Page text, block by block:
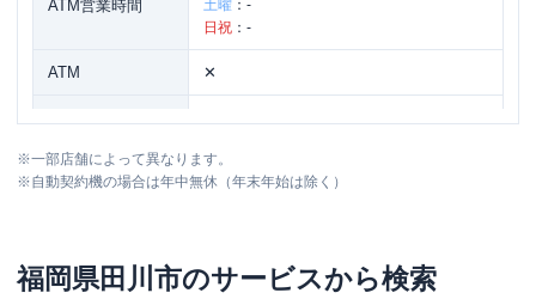
ATM営業時間
土曜 ： -
日祝 ： -
ATM ✕
住所 福岡県田川市川宮477番1
※一部店舗によって異なります。
※自動契約機の場合は年中無休（年末年始は除く）
福岡県田川市のサービスから検索